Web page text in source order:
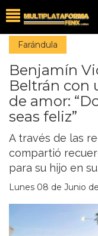
Farándula
Benjamín
Beltrán con
de amor:
seas feliz”
A través de las
compartió
para su hijo en
Lunes 08 de Junio